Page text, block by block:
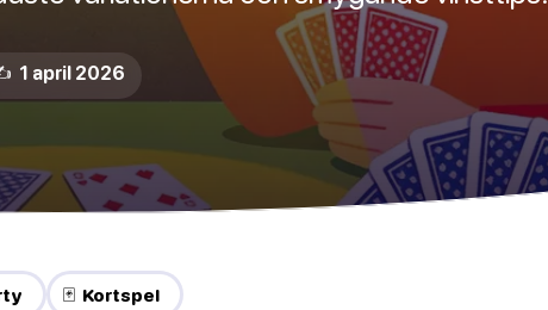
1 april 2026
🃏 Kortspel